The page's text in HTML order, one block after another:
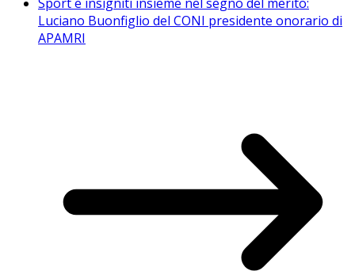
Luciano Buonfiglio del CONI presidente onorario di
APAMRI